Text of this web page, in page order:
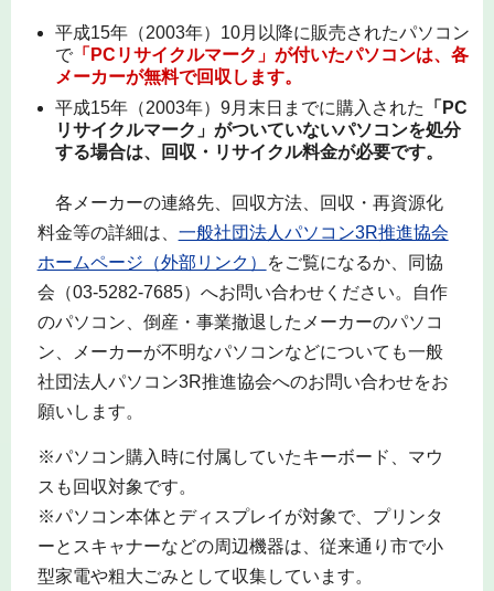
平成15年（2003年）10月以降に販売されたパソコン
で 「PCリサイクルマーク」が付いたパソコンは、各
メーカーが無料で回収します。
平成15年（2003年）9月末日までに購入された
「PC
リサイクルマーク」がついていないパソコンを処分
する場合は、回収・リサイクル料金が必要です。
各メーカーの連絡先、回収方法、回収・再資源化
料金等の詳細は、 一般社団法人パソコン3R推進協会
ホームページ（外部リンク）
をご覧になるか、同協
会（03-5282-7685）へお問い合わせください。自作
のパソコン、倒産・事業撤退したメーカーのパソコ
ン、メーカーが不明なパソコンなどについても一般
社団法人パソコン3R推進協会へのお問い合わせをお
願いします。
※パソコン購入時に付属していたキーボード、マウ
スも回収対象です。
※パソコン本体とディスプレイが対象で、プリンタ
ーとスキャナーなどの周辺機器は、従来通り市で小
型家電や粗大ごみとして収集しています。